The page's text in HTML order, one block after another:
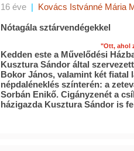
16 éve | Kovács Istvánné Mária
Nótagála sztárvendégekkel
"Ott, ahol
Kedden este a Művelődési
Kusztura Sándor által
Bokor János, valamint két fiatal
népdaléneklés színterén: a
Sorbán Enikő. Cigányzenét a
házigazda Kusztura Sándor is